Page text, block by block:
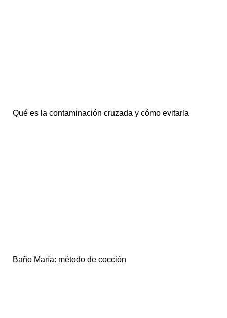
Qué es la contaminación cruzada y cómo evitarla
Baño María: método de cocción